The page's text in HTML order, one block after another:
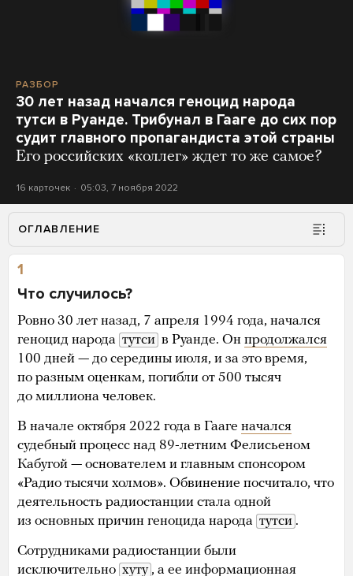
РАЗБОР
30 лет назад начался геноцид народа
тутси в Руанде. Трибунал в Гааге до сих пор
судит главного пропагандиста этой страны
Его российских «коллег» ждет то же самое?
16 карточек 05:03, 7 ноября 2022
ОГЛАВЛЕНИЕ
1
Что случилось?
Ровно 30 лет назад, 7 апреля 1994 года, начался
геноцид народа тутси в Руанде. Он продолжался
100 дней — до середины июля, и за это время,
по разным оценкам, погибли от 500 тысяч
до миллиона человек.
В начале октября 2022 года в Гааге начался
судебный процесс над 89-летним Фелисьеном
Кабугой — основателем и главным спонсором
«Радио тысячи холмов». Обвинение посчитало, что
деятельность радиостанции стала одной
из основных причин геноцида народа тутси .
Сотрудниками радиостанции были
исключительно хуту , а ее информационная